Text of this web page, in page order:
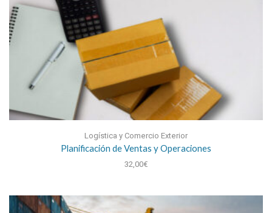
Logística y Comercio Exterior
Planificación de Ventas y Operaciones
32,00€